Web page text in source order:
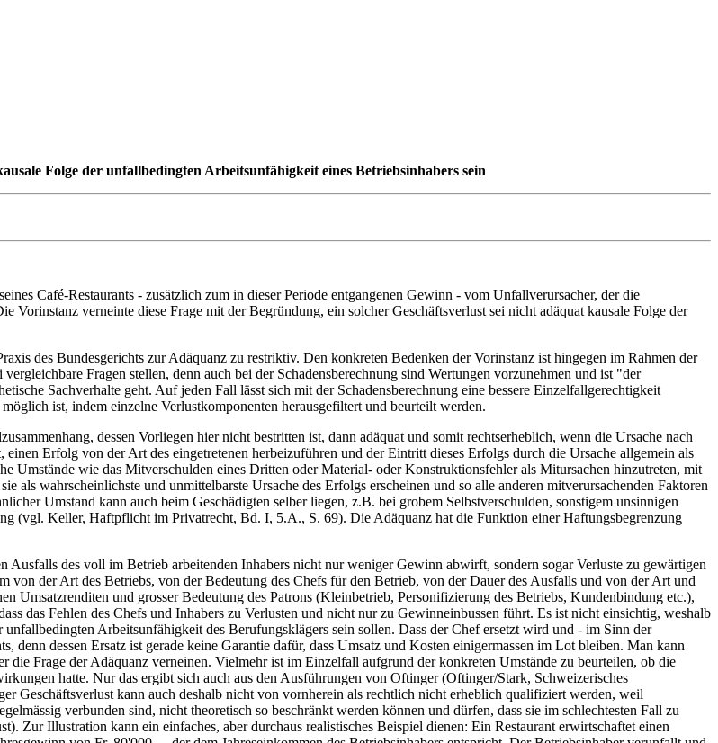
Folge der unfallbedingten Arbeitsunfähigkeit eines Betriebsinhabers sein
Café-Restaurants - zusätzlich zum in dieser Periode entgangenen Gewinn - vom Unfallverursacher, der die
verneinte diese Frage mit der Begründung, ein solcher Geschäftsverlust sei nicht adäquat kausale Folge der
des Bundesgerichts zur Adäquanz zu restriktiv. Den konkreten Bedenken der Vorinstanz ist hingegen im Rahmen der
Fragen stellen, denn auch bei der Schadensberechnung sind Wertungen vorzunehmen und ist "der
Sachverhalte geht. Auf jeden Fall lässt sich mit der Schadensberechnung eine bessere Einzelfallgerechtigkeit
ist, indem einzelne Verlustkomponenten herausgefiltert und beurteilt werden.
dessen Vorliegen hier nicht bestritten ist, dann adäquat und somit rechtserheblich, wenn die Ursache nach
Erfolg von der Art des eingetretenen herbeizuführen und der Eintritt dieses Erfolgs durch die Ursache allgemein als
Umstände wie das Mitverschulden eines Dritten oder Material- oder Konstruktionsfehler als Mitursachen hinzutreten, mit
als wahrscheinlichste und unmittelbarste Ursache des Erfolgs erscheinen und so alle anderen mitverursachenden Faktoren
Umstand kann auch beim Geschädigten selber liegen, z.B. bei grobem Selbstverschulden, sonstigem unsinnigen
(vgl. Keller, Haftpflicht im Privatrecht, Bd. I, 5.A., S. 69). Die Adäquanz hat die Funktion einer Haftungsbegrenzung
des voll im Betrieb arbeitenden Inhabers nicht nur weniger Gewinn abwirft, sondern sogar Verluste zu gewärtigen
von der Art des Betriebs, von der Bedeutung des Chefs für den Betrieb, von der Dauer des Ausfalls und von der Art und
Umsatzrenditen und grosser Bedeutung des Patrons (Kleinbetrieb, Personifizierung des Betriebs, Kundenbindung etc.),
das Fehlen des Chefs und Inhabers zu Verlusten und nicht nur zu Gewinneinbussen führt. Es ist nicht einsichtig, weshalb
Arbeitsunfähigkeit des Berufungsklägers sein sollen. Dass der Chef ersetzt wird und - im Sinn der
denn dessen Ersatz ist gerade keine Garantie dafür, dass Umsatz und Kosten einigermassen im Lot bleiben. Man kann
Frage der Adäquanz verneinen. Vielmehr ist im Einzelfall aufgrund der konkreten Umstände zu beurteilen, ob die
hatte. Nur das ergibt sich auch aus den Ausführungen von Oftinger (Oftinger/Stark, Schweizerisches
kann auch deshalb nicht von vornherein als rechtlich nicht erheblich qualifiziert werden, weil
verbunden sind, nicht theoretisch so beschränkt werden können und dürfen, dass sie im schlechtesten Fall zu
Zur Illustration kann ein einfaches, aber durchaus realistisches Beispiel dienen: Ein Restaurant erwirtschaftet einen